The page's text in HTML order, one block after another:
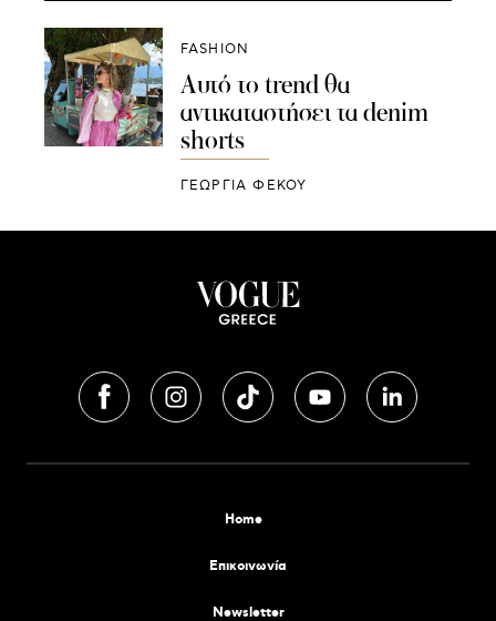
FASHION
Αυτό το trend θα
αντικαταστήσει τα denim
shorts
ΓΕΩΡΓΙΑ ΦΕΚΟΥ
Home
Επικοινωνία
Newsletter